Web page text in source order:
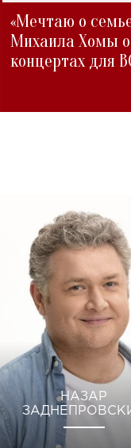
«Мечтаю о
Михаила Хомы о
концертах для
НАЗАР